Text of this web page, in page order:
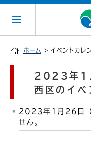
ホーム > イベントカレ
2023年1
西区のイベ
2023年1月26日（
せん。